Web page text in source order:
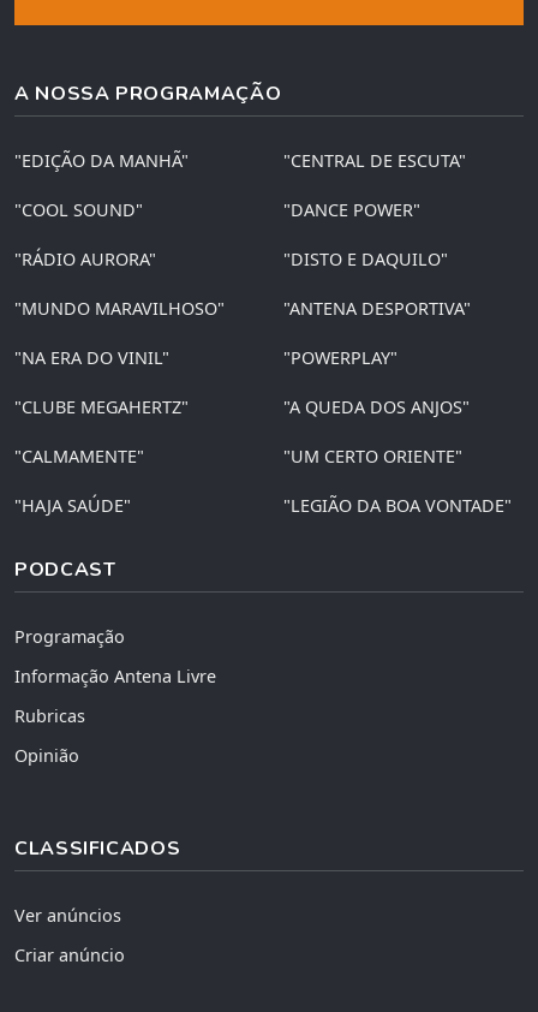
A NOSSA PROGRAMAÇÃO
"EDIÇÃO DA MANHÃ" "CENTRAL DE ESCUTA"
"COOL SOUND" "DANCE POWER"
"RÁDIO AURORA" "DISTO E DAQUILO"
"MUNDO MARAVILHOSO" "ANTENA DESPORTIVA"
"NA ERA DO VINIL" "POWERPLAY"
"CLUBE MEGAHERTZ" "A QUEDA DOS ANJOS"
"CALMAMENTE" "UM CERTO ORIENTE"
"HAJA SAÚDE" "LEGIÃO DA BOA VONTADE"
PODCAST
Programação
Informação Antena Livre
Rubricas
Opinião
CLASSIFICADOS
Ver anúncios
Criar anúncio